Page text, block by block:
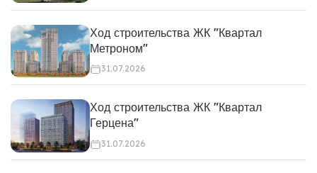
Ход строительства ЖК "Квартал
Метроном"
31.07.2026
Ход строительства ЖК "Квартал
Герцена"
31.07.2026